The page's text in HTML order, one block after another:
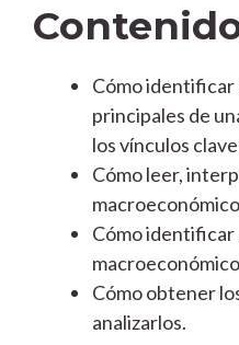
Cómo
principales de
los vínculos
Cómo leer,
Cómo identificar
Cómo obtener
analizarlos.